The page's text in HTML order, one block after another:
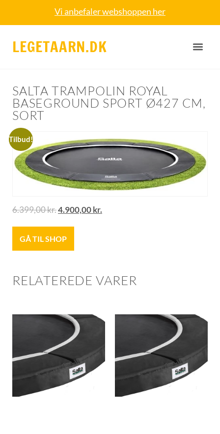
Vi anbefaler webshoppen her
LEGETAARN.DK
SALTA TRAMPOLIN ROYAL
BASEGROUND SPORT Ø427 CM,
SORT
Tilbud!
6.399,00kr.4.900,00kr.
GÅ TIL SHOP
RELATEREDE VARER